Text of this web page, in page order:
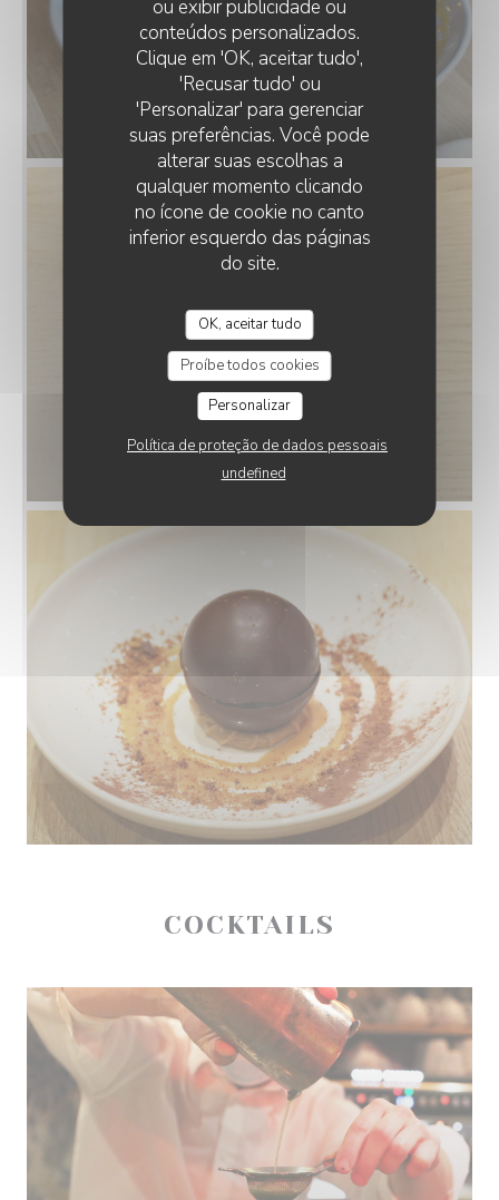
ou exibir publicidade ou
conteúdos personalizados.
Clique em 'OK, aceitar tudo',
'Recusar tudo' ou
'Personalizar' para gerenciar
suas preferências. Você pode
alterar suas escolhas a
qualquer momento clicando
no ícone de cookie no canto
inferior esquerdo das páginas
do site.
OK, aceitar tudo
Proíbe todos cookies
Personalizar
Política de proteção de dados pessoais
undefined
COCKTAILS
LE PAVILLON BLEU